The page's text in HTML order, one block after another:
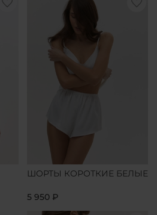
ШОРТЫ КОРОТКИЕ БЕЛЫЕ
5 950 ₽